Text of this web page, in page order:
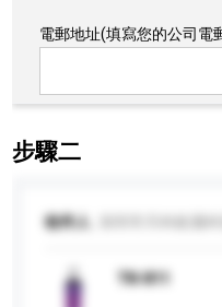
電郵地址(填寫您的公司電
步驟二
收件人
TK-811